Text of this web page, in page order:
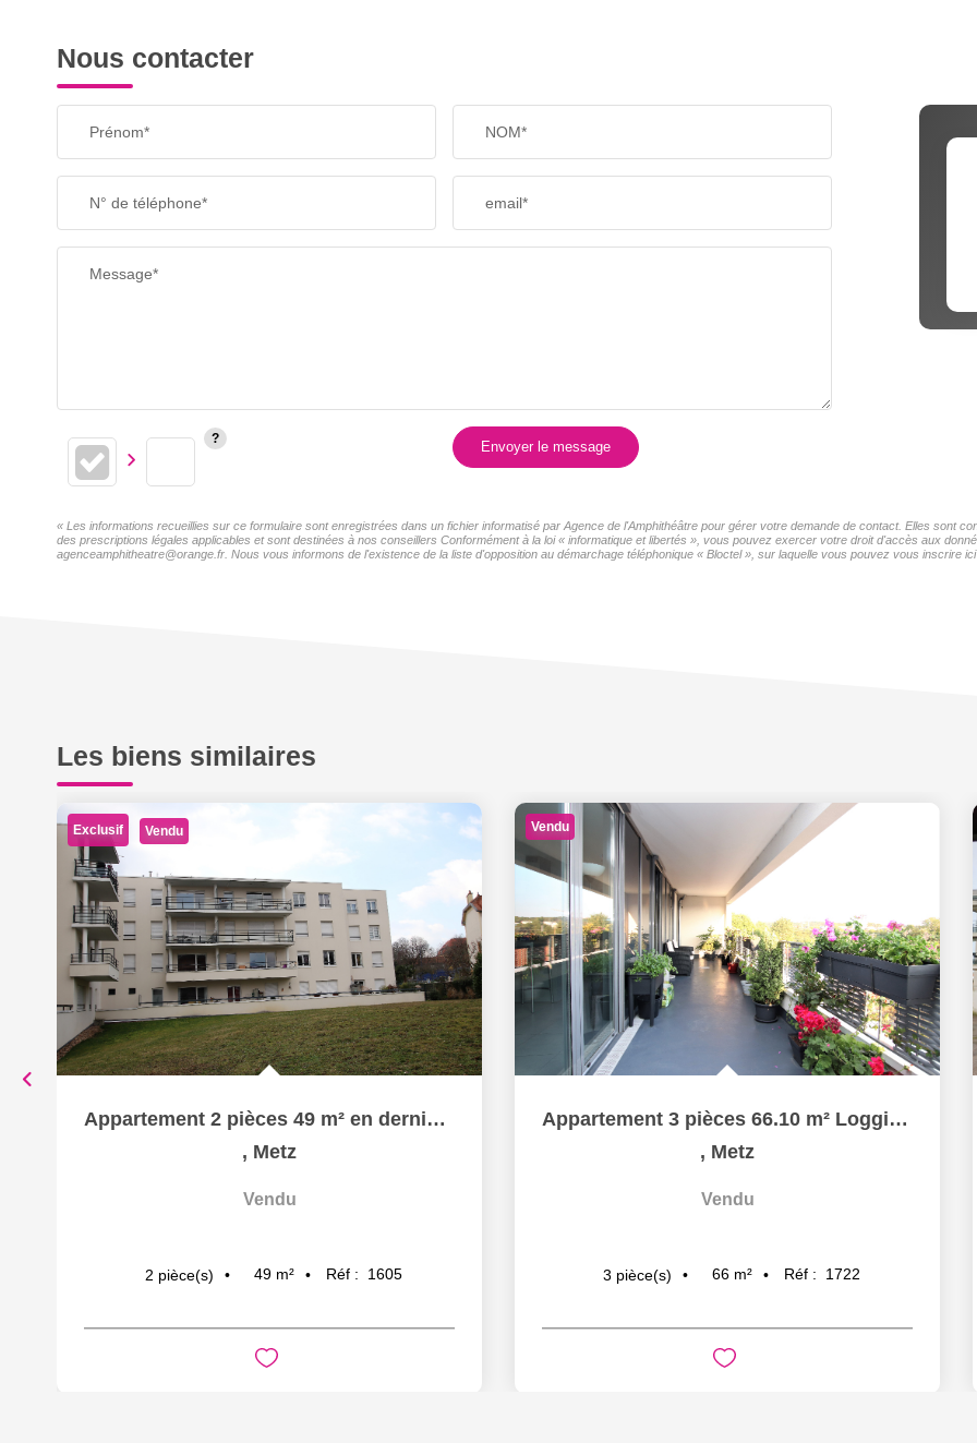
Nous contacter
Prénom* NOM*
N° de téléphone* email*
Message*
Envoyer le message
« Les informations recueillies sur ce formulaire sont enregistrées dans un fichier informatisé par Agence de l'Amphithéâtre pour gérer votre demande de contact. Elles sont
des prescriptions légales applicables et sont destinées à nos conseillers Conformément à la loi « informatique et libertés », vous pouvez exercer votre droit d'accès aux
agenceamphitheatre@orange.fr. Nous vous informons de l'existence de la liste d'opposition au démarchage téléphonique « Bloctel », sur laquelle vous pouvez vous inscrire
Les biens similaires
Exclusif Vendu
Appartement 2 pièces 49 m² en dernier étage terrasse et box...
, Metz
Vendu
2 pièce(s) 49 m² Réf : 1605
Vendu
Appartement 3 pièces 66.10 m² Loggia Garage à vendre à...
, Metz
Vendu
3 pièce(s) 66 m² Réf : 1722